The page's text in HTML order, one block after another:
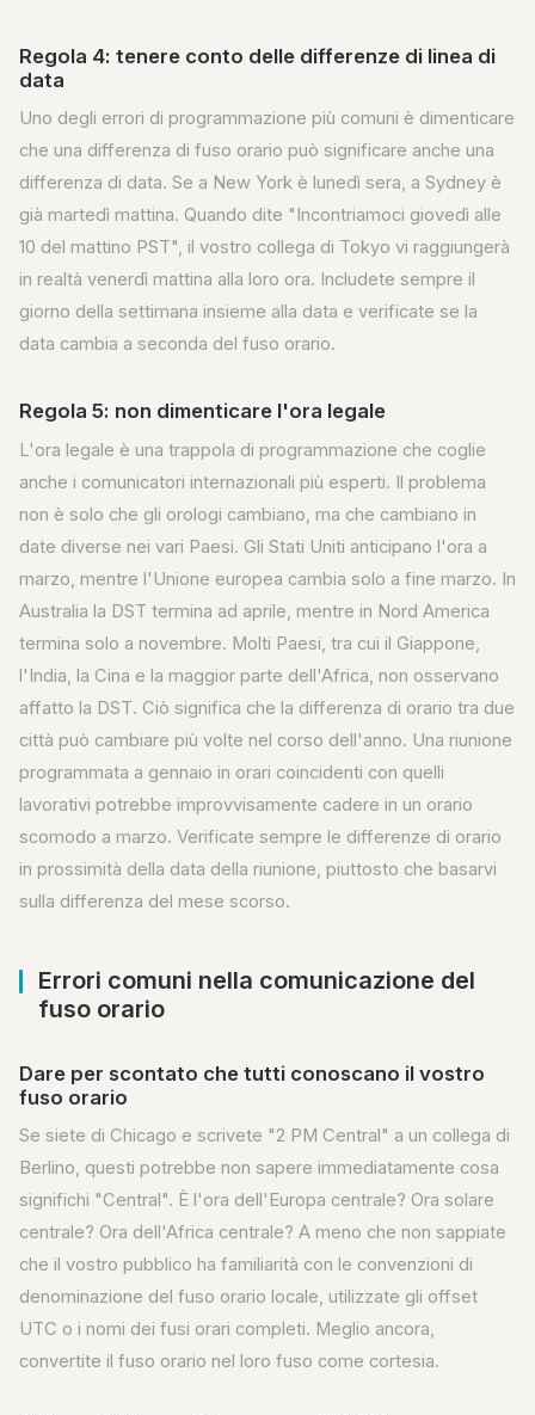
Regola 4: tenere conto delle differenze di linea di
data
Uno degli errori di programmazione più comuni è dimenticare
che una differenza di fuso orario può significare anche una
differenza di data. Se a New York è lunedì sera, a Sydney è
già martedì mattina. Quando dite "Incontriamoci giovedì alle
10 del mattino PST", il vostro collega di Tokyo vi raggiungerà
in realtà venerdì mattina alla loro ora. Includete sempre il
giorno della settimana insieme alla data e verificate se la
data cambia a seconda del fuso orario.
Regola 5: non dimenticare l'ora legale
L'ora legale è una trappola di programmazione che coglie
anche i comunicatori internazionali più esperti. Il problema
non è solo che gli orologi cambiano, ma che cambiano in
date diverse nei vari Paesi. Gli Stati Uniti anticipano l'ora a
marzo, mentre l'Unione europea cambia solo a fine marzo. In
Australia la DST termina ad aprile, mentre in Nord America
termina solo a novembre. Molti Paesi, tra cui il Giappone,
l'India, la Cina e la maggior parte dell'Africa, non osservano
affatto la DST. Ciò significa che la differenza di orario tra due
città può cambiare più volte nel corso dell'anno. Una riunione
programmata a gennaio in orari coincidenti con quelli
lavorativi potrebbe improvvisamente cadere in un orario
scomodo a marzo. Verificate sempre le differenze di orario
in prossimità della data della riunione, piuttosto che basarvi
sulla differenza del mese scorso.
Errori comuni nella comunicazione del
fuso orario
Dare per scontato che tutti conoscano il vostro
fuso orario
Se siete di Chicago e scrivete "2 PM Central" a un collega di
Berlino, questi potrebbe non sapere immediatamente cosa
significhi "Central". È l'ora dell'Europa centrale? Ora solare
centrale? Ora dell'Africa centrale? A meno che non sappiate
che il vostro pubblico ha familiarità con le convenzioni di
denominazione del fuso orario locale, utilizzate gli offset
UTC o i nomi dei fusi orari completi. Meglio ancora,
convertite il fuso orario nel loro fuso come cortesia.